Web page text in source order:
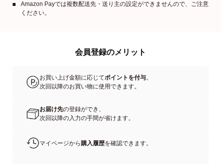
Amazon Payでは複数配送先・送り主の設定ができませんので、ご注意
ください。
会員登録のメリット
お買い上げ金額に応じてポイントを付与。
次回以降のお買い物に使用できます。
お届け先の登録ができ、
次回以降の入力の手間が省けます。
マイページから 購入履歴を確認できます。